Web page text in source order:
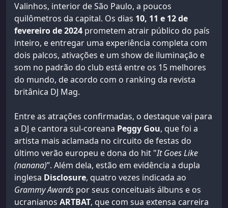
Valinhos, interior de São Paulo, a poucos
quilômetros da capital. Os dias 10, 11 e 12 de
fevereiro de 2024 prometem atrair público do país
inteiro, e entregar uma experiência completa com
dois palcos, ativações e um show de iluminação e
som no padrão do club está entre os 15 melhores
do mundo, de acordo com o ranking da revista
britânica DJ Mag.
Entre as atrações confirmadas, o destaque vai para
a DJ e cantora sul-coreana Peggy Gou, que foi a
artista mais aclamada no circuito de festas do
último verão europeu e dona do hit "It Goes Like
(nanana)”. Além dela, estão em evidência a dupla
inglesa Disclosure, quatro vezes indicada ao
Grammy Awards por seus conceituais álbuns e os
ucranianos ARTBAT, que com sua extensa carreira